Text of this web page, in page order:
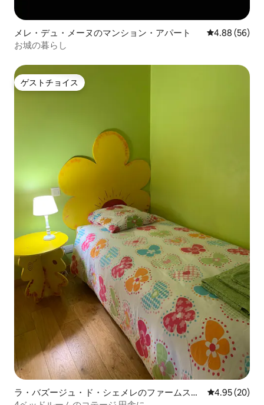
メレ・デュ・メーヌのマンション・アパート レビュー56
4.88 (56)
お城の暮らし
ゲストチョイス
ゲストチョイス
ラ・バズージュ・ド・シェメレのファームステ
レビュー20
4.95 (20)